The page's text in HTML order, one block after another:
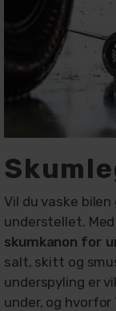
Vil du vaske
understellet.
skumkanon for
salt, skitt og
underspyling er
under, og hvorfor